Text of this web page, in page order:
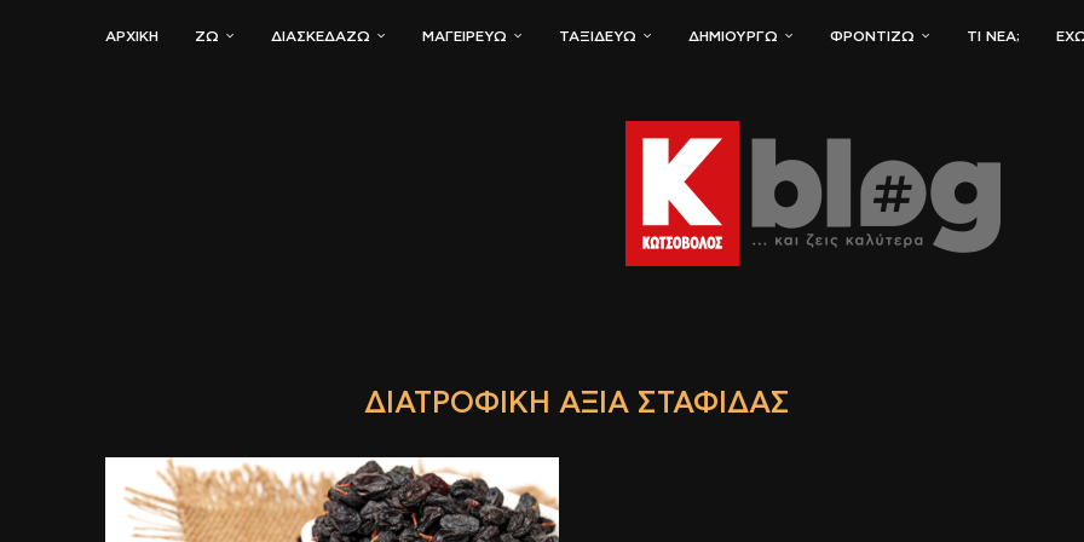
ΑΡΧΙΚΗ ΖΏ ΔΙΑΣΚΕΔΆΖΩ ΜΑΓΕΙΡΕΎΩ ΤΑΞΙΔΕΎΩ ΔΗΜΙΟΥΡΓΏ ΦΡΟΝΤΊΖΩ ΤΙ ΝΈΑ;
ΔΙΑΤΡΟΦΙΚΉ ΑΞΊΑ ΣΤΑΦΊΔΑΣ